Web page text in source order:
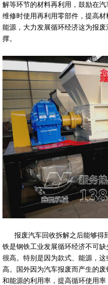
解等环节的材料再利用，鼓励在
维修时使用再利用零部件，提高
能源，大力发展循环经济这为报
撑。
报废汽车回收拆解之后能够得
铁是钢铁工业发展循环经济不可
很高。特别是因为款式、能源，
高。国外因为汽车报废而产生的
和能源的利用率，提高循环使用率